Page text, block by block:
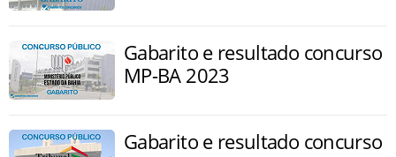
Gabarito e resultado concurso
MP-BA 2023
Gabarito e resultado concurso